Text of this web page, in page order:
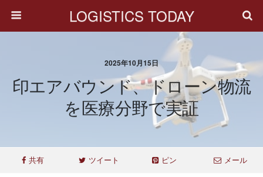
LOGISTICS TODAY
2025年10月15日
印エアバウンド、ドローン物流
を医療分野で実証
共有 ツイート ピン メール